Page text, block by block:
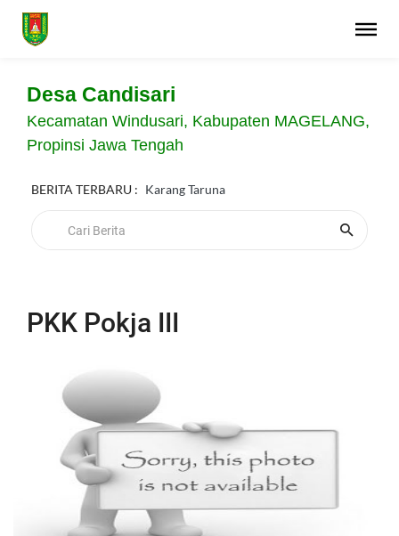
Desa Candisari
Kecamatan Windusari, Kabupaten MAGELANG,
Propinsi Jawa Tengah
BERITA TERBARU : Karang Taruna
PKK Pokja III